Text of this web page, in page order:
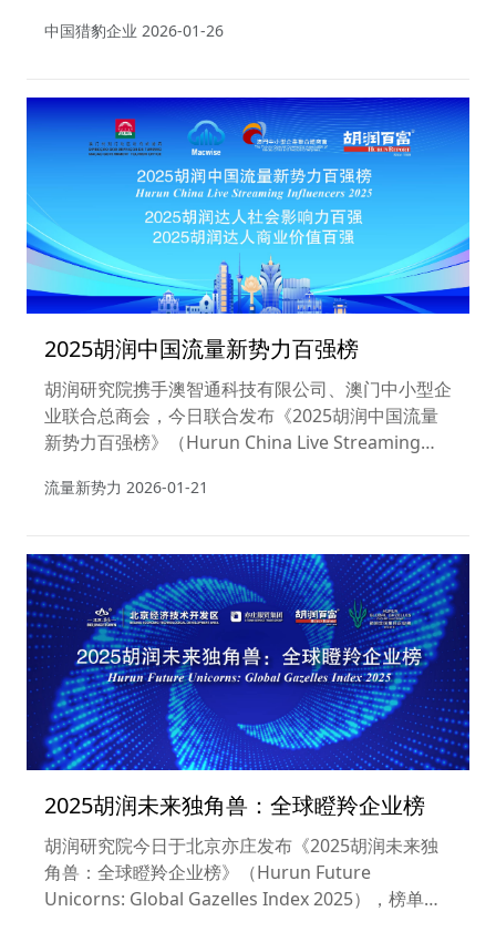
到独角兽级十亿美金估值的高成长性企业。本次榜单
中国猎豹企业 2026-01-26
2025胡润中国流量新势力百强榜
胡润研究院携手澳智通科技有限公司、澳门中小型企
业联合总商会，今日联合发布《2025胡润中国流量
新势力百强榜》（Hurun China Live Streaming
量新势力机构，这是胡润研究院连续第二次发布该榜
流量新势力 2026-01-21
2025胡润未来独角兽：全球瞪羚企业榜
胡润研究院今日于北京亦庄发布《2025胡润未来独
角兽：全球瞪羚企业榜》（Hurun Future
Unicorns: Global Gazelles Index 2025），榜单列